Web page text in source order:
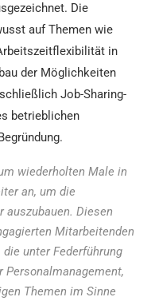
Die
auf Themen wie
in
der Möglichkeiten
Job-Sharing-
betrieblichen
wiederholten Male in
an, um die
Diesen
Mitarbeitenden
unter Federführung
Personalmanagement,
Themen im Sinne